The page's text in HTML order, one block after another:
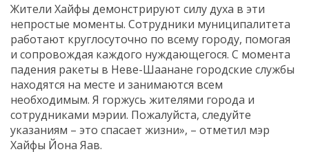
Жители Хайфы демонстрируют силу духа в эти
непростые моменты. Сотрудники муниципалитета
работают круглосуточно по всему городу, помогая
и сопровождая каждого нуждающегося. С момента
падения ракеты в Неве-Шаанане городские службы
находятся на месте и занимаются всем
необходимым. Я горжусь жителями города и
сотрудниками мэрии. Пожалуйста, следуйте
указаниям – это спасает жизни», – отметил мэр
Хайфы Йона Яав.